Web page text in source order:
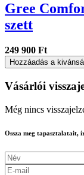
Gree
szett
249 900 Ft
Hozzáadás a
Vásárlói
Még nincs
Ossza meg tapasztalatait,